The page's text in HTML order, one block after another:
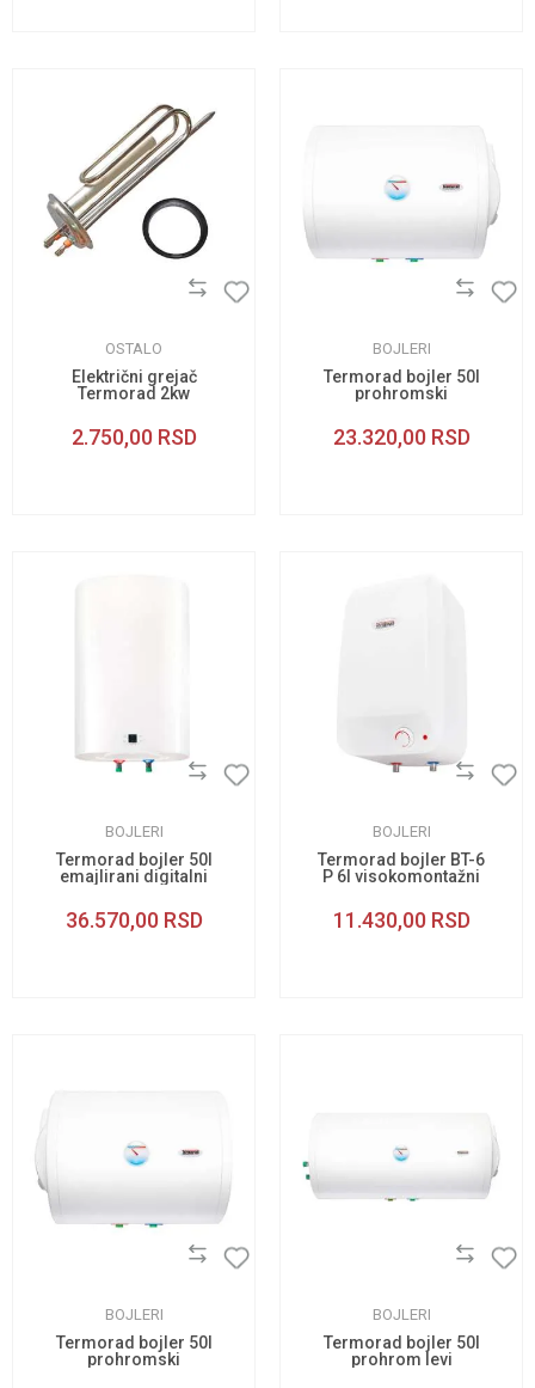
OSTALO
Električni grejač
Termorad 2kw
2.750,00 RSD
BOJLERI
Termorad bojler 50l
prohromski
23.320,00 RSD
BOJLERI
Termorad bojler 50l
emajlirani digitalni
36.570,00 RSD
BOJLERI
Termorad bojler BT-6
P 6l visokomontažni
11.430,00 RSD
BOJLERI
Termorad bojler 50l
prohromski
BOJLERI
Termorad bojler 50l
prohrom levi